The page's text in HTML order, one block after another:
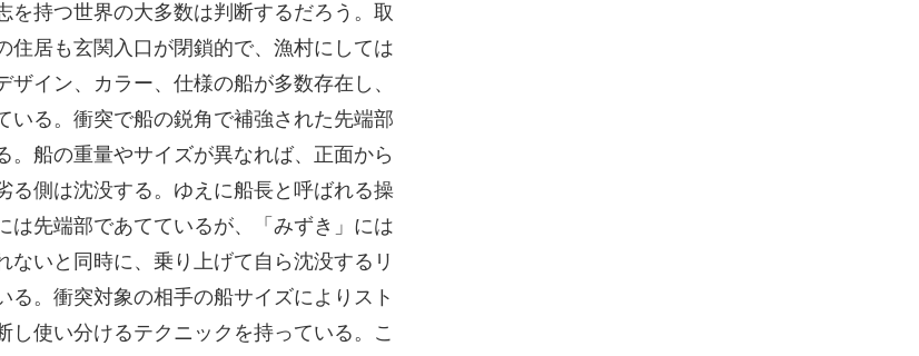
持つ世界の大多数は判断するだろう。取
居も玄関入口が閉鎖的で、漁村にしては
イン、カラー、仕様の船が多数存在し、
る。衝突で船の鋭角で補強された先端部
船の重量やサイズが異なれば、正面から
る側は沈没する。ゆえに船長と呼ばれる操
先端部であてているが、「みずき」には
いと同時に、乗り上げて自ら沈没するリ
。衝突対象の相手の船サイズによりスト
使い分けるテクニックを持っている。こ